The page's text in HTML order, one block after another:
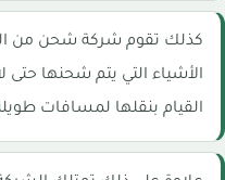
كذلك تقوم شركة شحن من
الأشياء التي يتم شحنها
القيام بنقلها لمسافات